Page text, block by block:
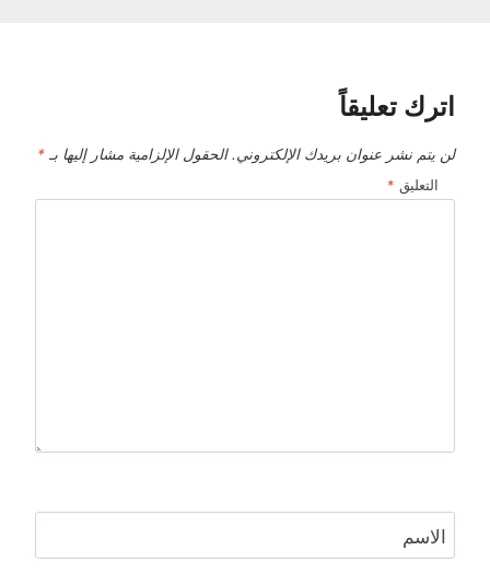
اترك تعليقاً
لن يتم نشر عنوان بريدك الإلكتروني. الحقول الإلزامية مشار إليها بـ *
التعليق *
الاسم